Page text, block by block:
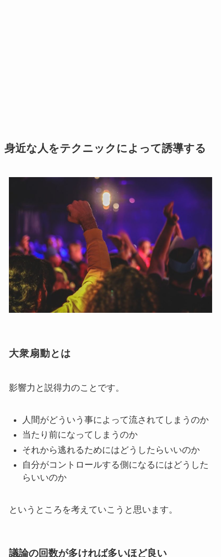
身近な人をテクニックによって誘導する
大衆扇動とは
影響力と説得力のことです。
人間がどういう事によって流されてしまうのか
当たり前になってしまうのか
それから逃れるためにはどうしたらいいのか
自分がコントロールする側になるにはどうした
らいいのか
というところを考えていこうと思います。
議論の回数が多ければ多いほど良い